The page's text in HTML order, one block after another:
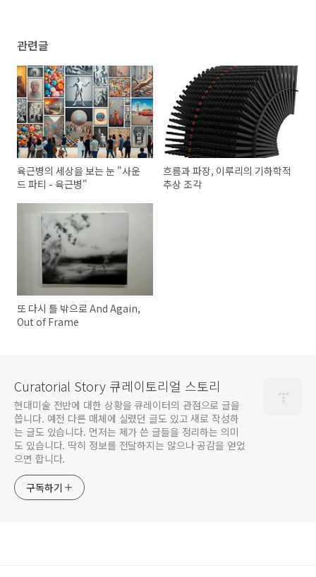
관련글
육근병의 세상을 보는 눈 "사운
드 파티 - 육근병"
흐름과 파장, 이루리의 기하학적
추상 조각
또 다시 틀 밖으로 And Again,
Out of Frame
Curatorial Story 큐레이토리얼 스토리
현대미술 전반에 대한 상황을 큐레이터의 관점으로 글을
씁니다. 예전 다른 매체에 실렸던 글도 있고 새로 작성하
는 글도 있습니다. 먼저는 제가 쓴 글들을 정리하는 의미
도 있습니다. 딱히 정보를 전달하지는 않으나 공감을 얻었
으면 합니다.
구독하기